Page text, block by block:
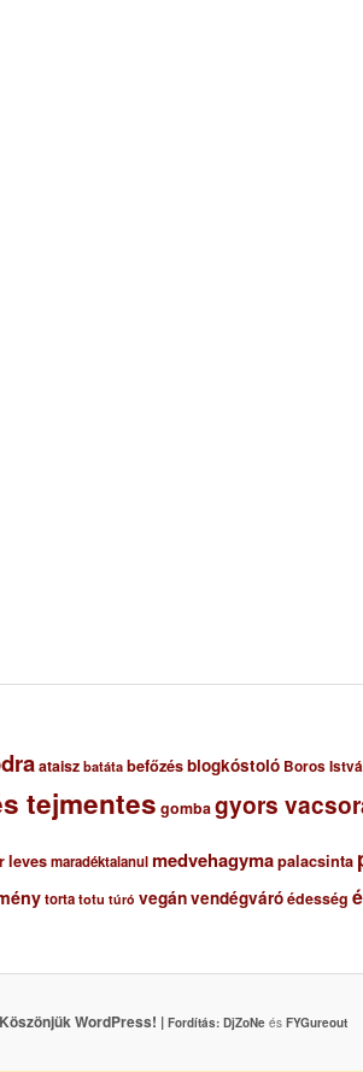
ataisz batáta befőzésblogkóstoló Boros
tejmentes gombagyors
levesmaradéktalanulmedvehagymapalacsinta
torta totu túró vegánvendégváróédesség
Köszönjük WordPress! | Fordítás: DjZoNeés FYGureout